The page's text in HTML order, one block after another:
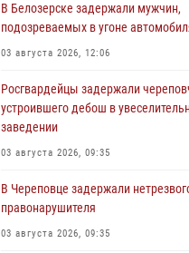
В Белозерске задержали мужчин,
подозреваемых в угоне
03 августа 2026, 12:06
Росгвардейцы задержали
устроившего дебош в
заведении
03 августа 2026, 09:35
В Череповце задержали
правонарушителя
03 августа 2026, 09:35